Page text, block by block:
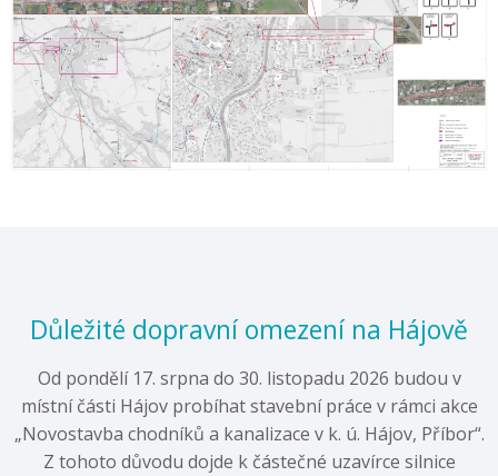
Důležité dopravní omezení na Hájově
Od pondělí 17. srpna do 30. listopadu 2026 budou v
místní části Hájov probíhat stavební práce v rámci akce
„Novostavba chodníků a kanalizace v k. ú. Hájov, Příbor“.
Z tohoto důvodu dojde k částečné uzavírce silnice